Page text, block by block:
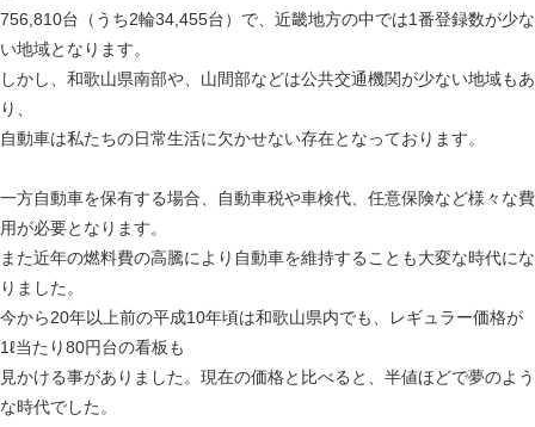
756,810台（うち2輪34,455台）で、近畿地方の中では1番登録数が少な
い地域となります。
しかし、和歌山県南部や、山間部などは公共交通機関が少ない地域もあ
り、
自動車は私たちの日常生活に欠かせない存在となっております。
一方自動車を保有する場合、自動車税や車検代、任意保険など様々な費
用が必要となります。
また近年の燃料費の高騰により自動車を維持することも大変な時代にな
りました。
今から20年以上前の平成10年頃は和歌山県内でも、レギュラー価格が
1ℓ当たり80円台の看板も
見かける事がありました。現在の価格と比べると、半値ほどで夢のよう
な時代でした。